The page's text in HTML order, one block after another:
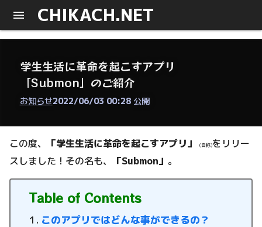
CHIKACH.NET
学生生活に革命を起こすアプリ
「Submon」のご紹介
お知らせ2022/06/03 00:28 公開
この度、 「学生生活に革命を起こすアプリ」 (自称)をリリー
スしました！その名も、
「Submon」 。
Table of Contents
このアプリではどんな事ができるの？